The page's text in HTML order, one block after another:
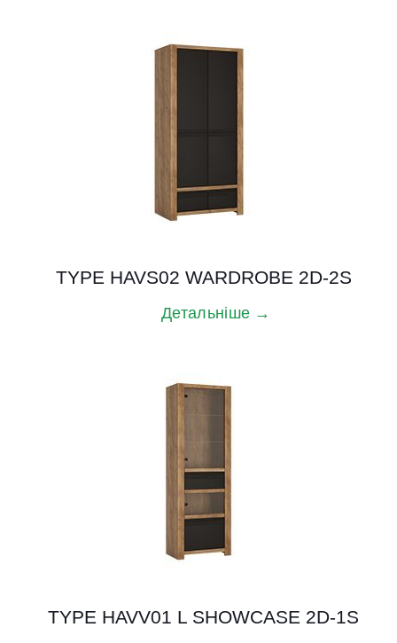
TYPE HAVS02 WARDROBE 2D-2S
Детальніше →
TYPE HAVV01 L SHOWCASE 2D-1S